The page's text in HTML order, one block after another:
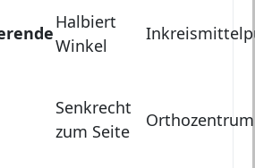
Halbiert
Winkel
Senkrecht
zum Seite
Orthozentrum